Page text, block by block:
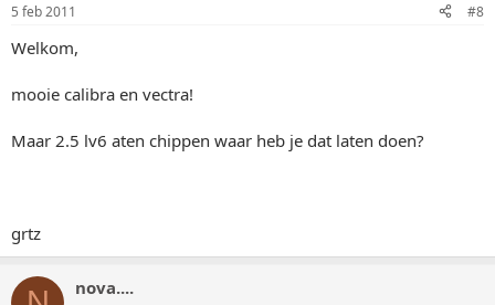
5 feb 2011 #8
Welkom,
mooie calibra en vectra!
Maar 2.5 lv6 aten chippen waar heb je dat laten doen?
grtz
nova....